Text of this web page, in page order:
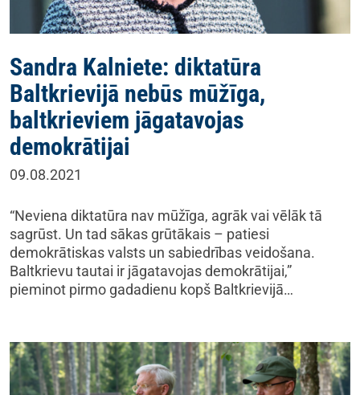
Sandra Kalniete: diktatūra
Baltkrievijā nebūs mūžīga,
baltkrieviem jāgatavojas
demokrātijai
09.08.2021
“Neviena diktatūra nav mūžīga, agrāk vai vēlāk tā
sagrūst. Un tad sākas grūtākais – patiesi
demokrātiskas valsts un sabiedrības veidošana.
Baltkrievu tautai ir jāgatavojas demokrātijai,”
pieminot pirmo gadadienu kopš Baltkrievijā…